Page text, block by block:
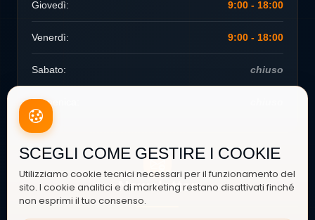
SCEGLI COME GESTIRE I COOKIE
Utilizziamo cookie tecnici necessari per il funzionamento del
sito. I cookie analitici e di marketing restano disattivati finché
non esprimi il tuo consenso.
Giovedì: 9:00 - 18:00
Venerdì: 9:00 - 18:00
Sabato: chiuso
Domenica:
Newsletter